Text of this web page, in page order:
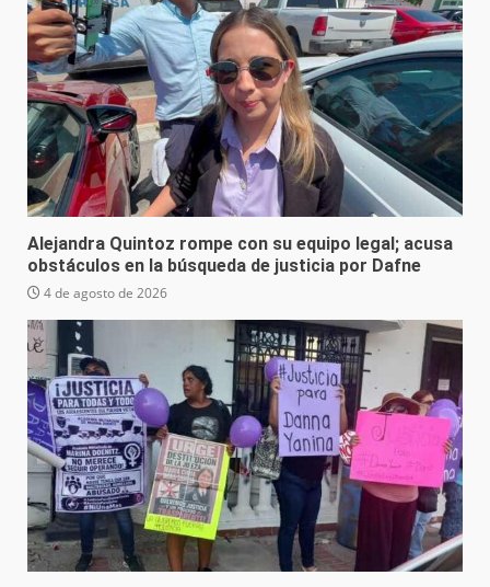
Alejandra Quintoz rompe con su equipo legal; acusa
obstáculos en la búsqueda de justicia por Dafne
4 de agosto de 2026